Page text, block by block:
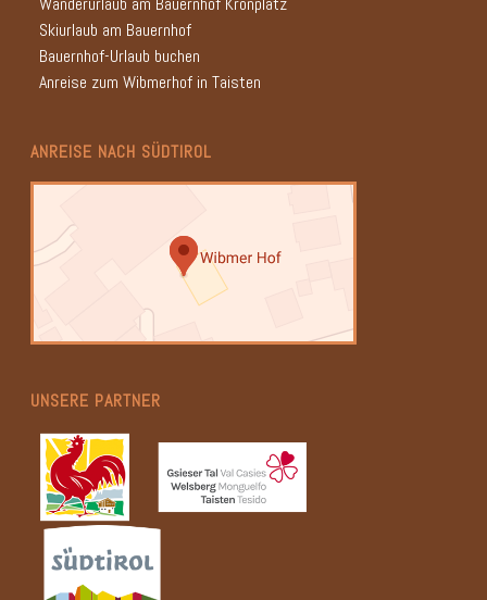
Skiurlaub am Bauernhof
Bauernhof-Urlaub buchen
Anreise zum Wibmerhof in Taisten
ANREISE NACH SÜDTIROL
UNSERE PARTNER